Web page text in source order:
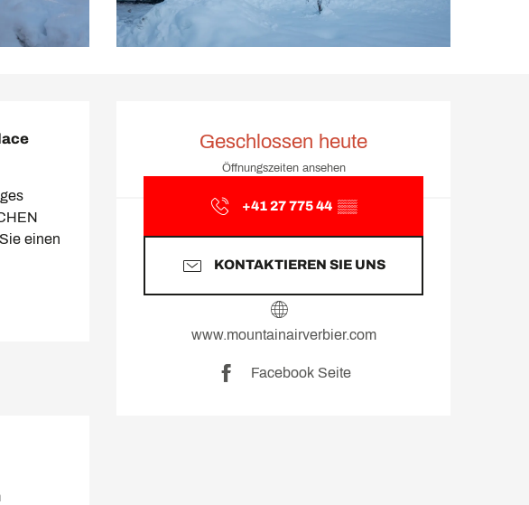
Geschlossen heute
Öffnungszeiten ansehen
+41 27 775 44 ▒▒
KONTAKTIEREN SIE UNS
www.mountainairverbier.com
Facebook Seite
einen